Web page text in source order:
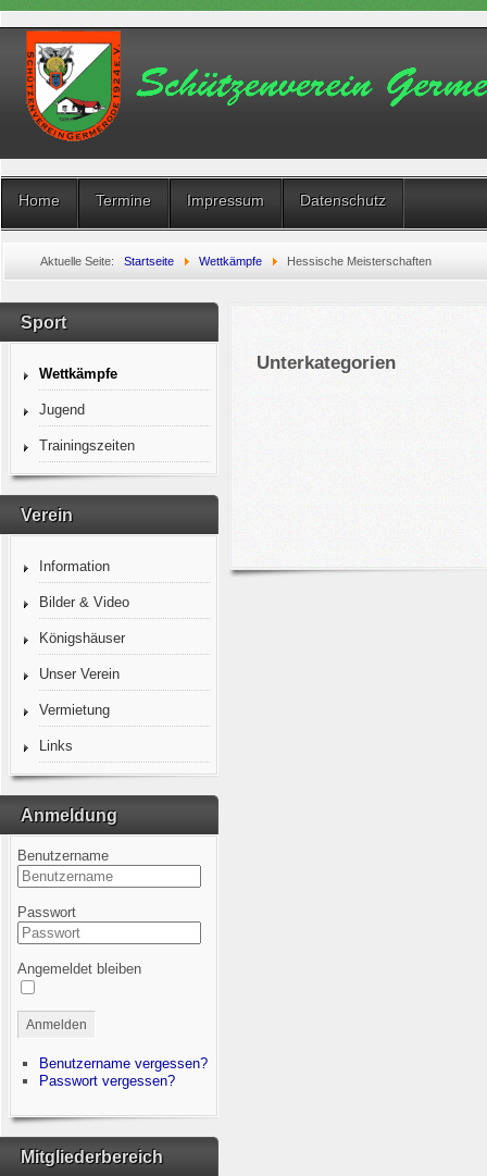
Home Termine Impressum Datenschutz
Aktuelle Seite: Startseite Wettkämpfe Hessische Meisterschaften
Sport
Wettkämpfe
Jugend
Trainingszeiten
Verein
Information
Bilder & Video
Königshäuser
Unser Verein
Vermietung
Links
Anmeldung
Benutzername
Passwort
Angemeldet bleiben
Anmelden
Benutzername vergessen?
Passwort vergessen?
Mitgliederbereich
Unterkategorien